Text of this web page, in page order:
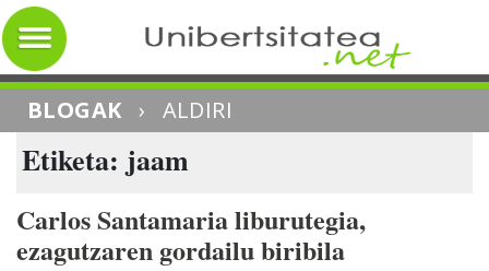
BLOGAK › ALDIRI
Etiketa: jaam
Carlos Santamaria liburutegia,
ezagutzaren gordailu biribila